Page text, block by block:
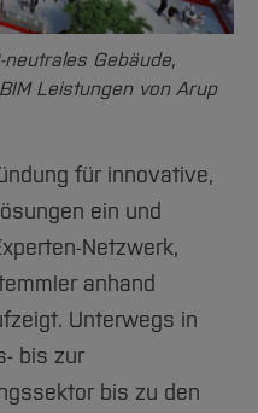
Gebäude,
Leistungen von Arup
für innovative,
ein und
Netzwerk,
anhand
Unterwegs in
bis zur
bis zu den